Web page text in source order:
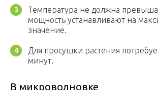
Температура не должна
мощность устанавливают на
значение.
Для просушки растения
минут.
В микроволновке